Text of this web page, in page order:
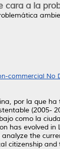
cara a la
commercial No
por la que
(2005-
como la
has evolved
the
citizenship